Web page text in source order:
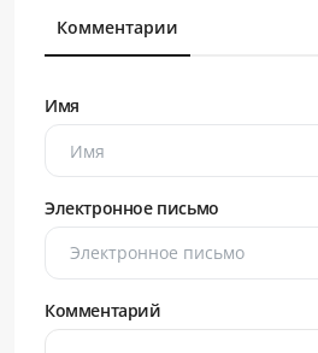
Комментарии
Имя
Электронное письмо
Комментарий